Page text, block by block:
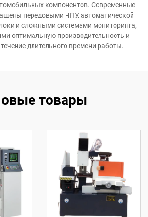
компонентов. Современные
передовыми ЧПУ, автоматической
и сложными системами мониторинга,
оптимальную производительность и
длительного времени работы.
товары